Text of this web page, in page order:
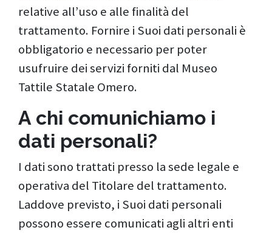
relative all’uso e alle finalità del
trattamento. Fornire i Suoi dati personali è
obbligatorio e necessario per poter
usufruire dei servizi forniti dal Museo
Tattile Statale Omero.
A chi comunichiamo i
dati personali?
I dati sono trattati presso la sede legale e
operativa del Titolare del trattamento.
Laddove previsto, i Suoi dati personali
possono essere comunicati agli altri enti